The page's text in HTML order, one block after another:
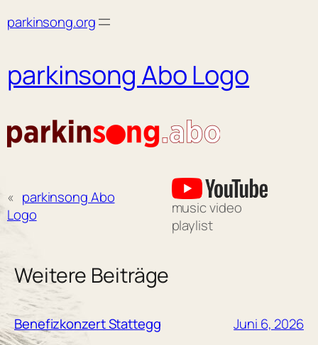
toparkinsong.org
parkinsong Abo Logo
« parkinsong Abo
Logo
music video
playlist
Weitere Beiträge
Benefizkonzert Stattegg Juni 6, 2026